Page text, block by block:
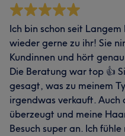
Ich bin schon seit
wieder gerne zu ihr! Sie
Kundinnen und hört
Die Beratung war top 👍
gesagt, was zu meinem
irgendwas verkauft.
überzeugt und meine
Besuch super an. Ich